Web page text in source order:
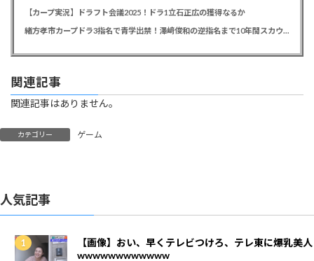
【カープ実況】ドラフト会議2025！ドラ1立石正広の獲得なるか
緒方孝市カープドラ3指名で青学出禁！澤﨑俊和の逆指名まで10年間スカウト出禁
関連記事
関連記事はありません。
カテゴリー ゲーム
人気記事
【画像】おい、早くテレビつけろ、テレ東に爆乳美人
wwwwwwwwwwww